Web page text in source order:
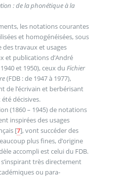
: de la phonétique à la
les notations courantes
et homogénéisées, sous
des travaux et usages
et publications d’André
et 1950), ceux du Fichier
(FDB : de 1947 à 1977),
de l’écrivain et berbérisant
décisives.
(1860 – 1945) de notations
inspirées des usages
[7], vont succéder des
plus fines, d’origine
accompli est celui du FDB.
très directement
ou para-